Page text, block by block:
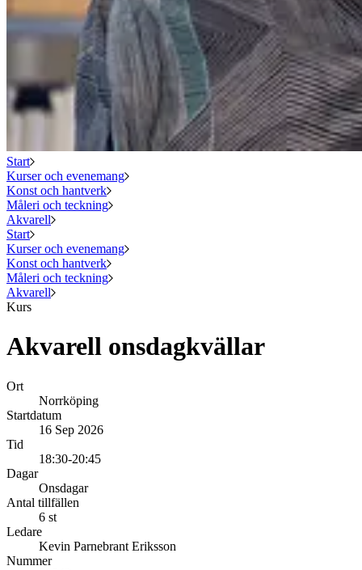
Start
Kurser och evenemang
Konst och hantverk
Måleri och teckning
Akvarell
Start
Kurser och evenemang
Konst och hantverk
Måleri och teckning
Akvarell
Kurs
Akvarell onsdagkvällar
Ort
Norrköping
Startdatum
16 Sep 2026
Tid
18:30-20:45
Dagar
Onsdagar
Antal tillfällen
6 st
Ledare
Kevin Parnebrant Eriksson
Nummer